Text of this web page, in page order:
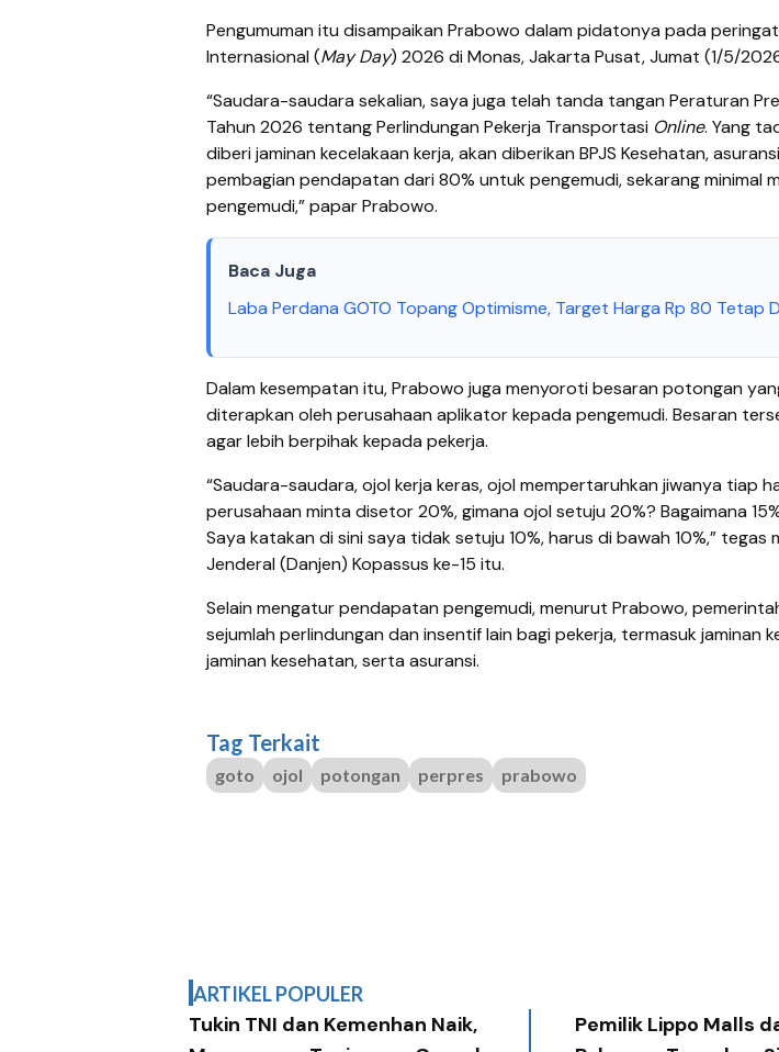
Pengumuman itu disampaikan Prabowo dalam pidatonya pada
Internasional (May Day) 2026 di Monas, Jakarta Pusat, Jumat (1/5/
“Saudara-saudara sekalian, saya juga telah tanda tangan Peraturan
Tahun 2026 tentang Perlindungan Pekerja Transportasi Online. Yang
diberi jaminan kecelakaan kerja, akan diberikan BPJS Kesehatan,
pembagian pendapatan dari 80% untuk pengemudi, sekarang minimal
pengemudi,” papar Prabowo.
Baca Juga
Laba Perdana GOTO Topang Optimisme, Target Harga Rp 80 Tetap
Dalam kesempatan itu, Prabowo juga menyoroti besaran potongan
diterapkan oleh perusahaan aplikator kepada pengemudi. Besaran
agar lebih berpihak kepada pekerja.
“Saudara-saudara, ojol kerja keras, ojol mempertaruhkan jiwanya tiap
perusahaan minta disetor 20%, gimana ojol setuju 20%? Bagaimana
Saya katakan di sini saya tidak setuju 10%, harus di bawah 10%,” tegas
Jenderal (Danjen) Kopassus ke-15 itu.
Selain mengatur pendapatan pengemudi, menurut Prabowo,
sejumlah perlindungan dan insentif lain bagi pekerja, termasuk jaminan
jaminan kesehatan, serta asuransi.
Tag Terkait
goto ojol potongan perpres prabowo
ARTIKEL POPULER
Tukin TNI dan Kemenhan Naik,
Pemilik Lippo Malls